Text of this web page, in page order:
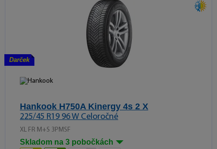
Darček
Hankook H750A Kinergy 4s 2 X
225/45 R19 96 W Celoročné
XL FR M+S 3PMSF
Skladom na 3 pobočkách